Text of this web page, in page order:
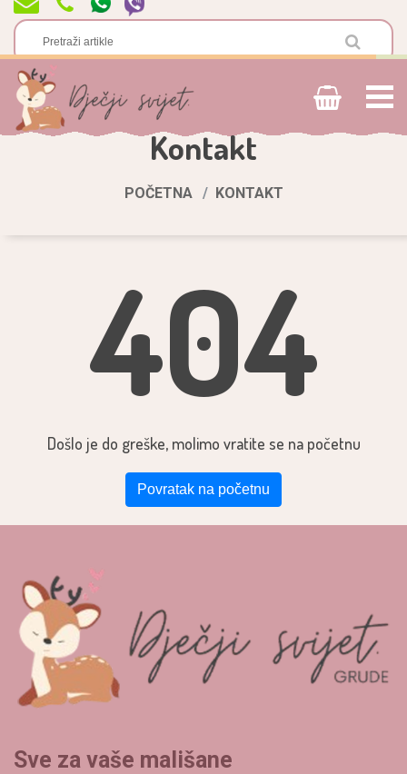
Kontakt
POČETNA KONTAKT
404
Došlo je do greške, molimo vratite se na početnu
Povratak na početnu
Sve za vaše mališane